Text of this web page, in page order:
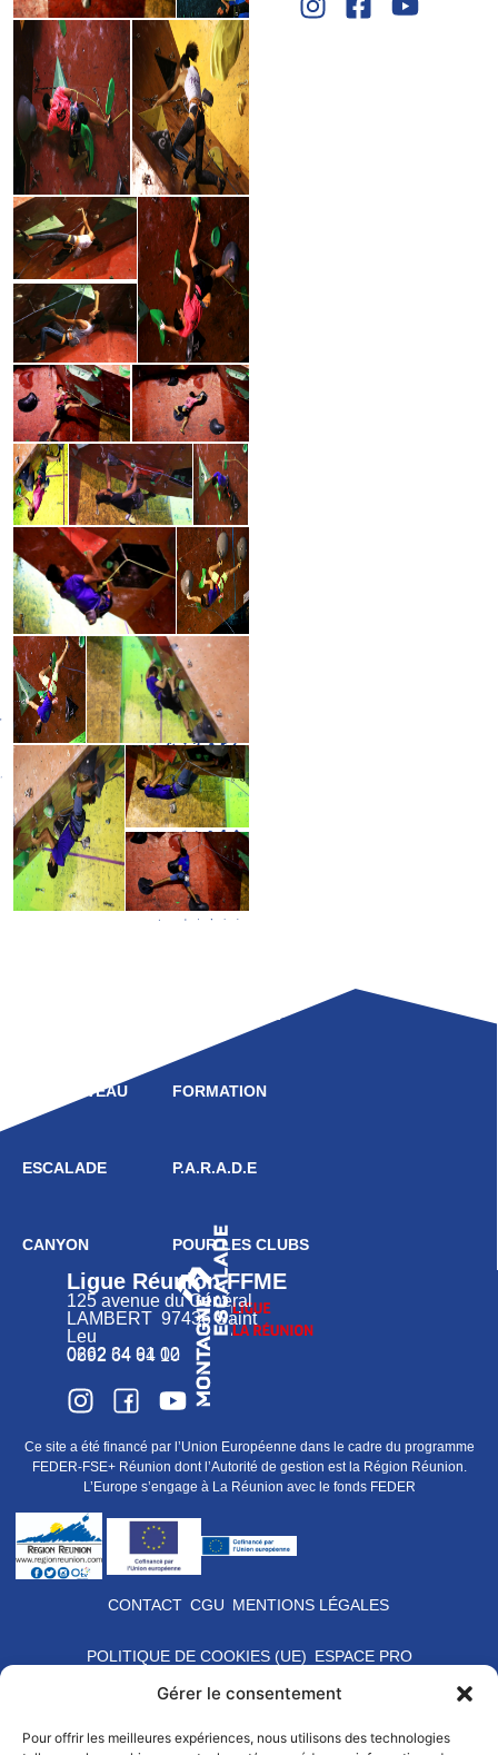
Gérer le consentement
Pour offrir les meilleures expériences, nous utilisons des technologies
HAUT NIVEAU
ESCALADE
CANYON
FORMATION
P.A.R.A.D.E
POUR LES CLUBS
Ligue Réunion FFME
125 avenue du Général
LAMBERT 97436 Saint
Leu
0262 34 91 02
0692 64 64 10
Ce site a été financé par l’Union Européenne dans le cadre du programme
FEDER-FSE+ Réunion dont l’Autorité de gestion est la Région Réunion.
L’Europe s’engage à La Réunion avec le fonds FEDER
CONTACT CGU MENTIONS LÉGALES
POLITIQUE DE COOKIES (UE) ESPACE PRO